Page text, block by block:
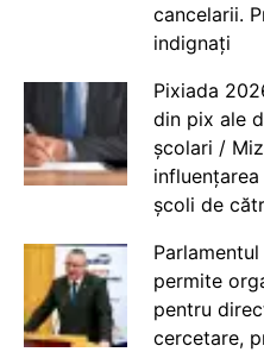
cancelarii.
indignați
Pixiada
din pix ale
școlari /
școli de
permite
pentru
cercetare,